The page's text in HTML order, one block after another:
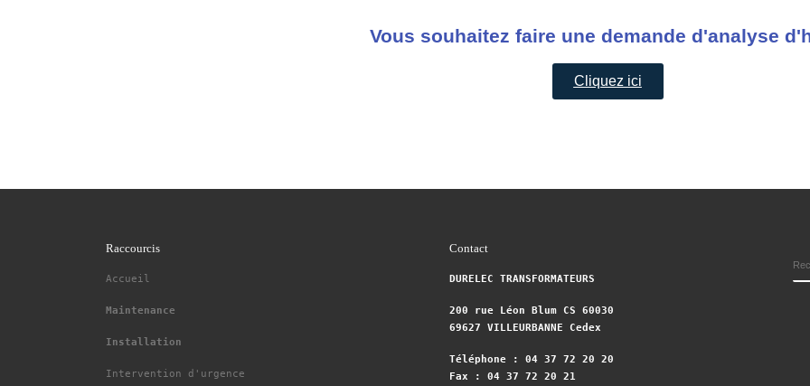
Vous souhaitez faire une demande d'analyse
Cliquez ici
Raccourcis
Accueil
Maintenance
Installation
Intervention d'urgence
Contact
DURELEC TRANSFORMATEURS
200 rue Léon Blum CS 60030
69627 VILLEURBANNE Cedex
Téléphone : 04 37 72 20 20
Fax : 04 37 72 20 21